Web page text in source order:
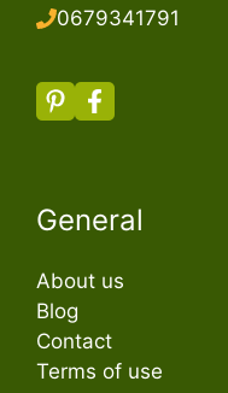
0679341791
General
About us
Blog
Contact
Terms of use